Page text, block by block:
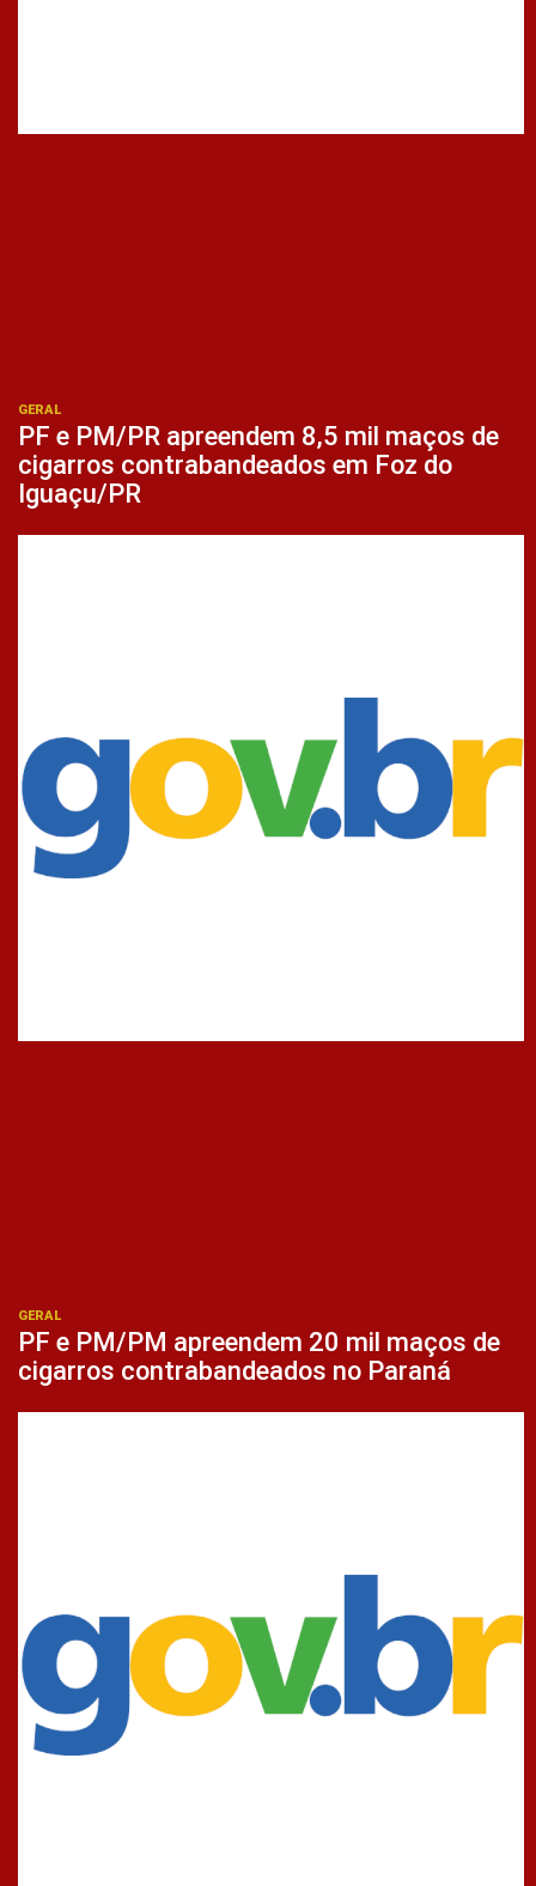
GERAL
PF e PM/PR apreendem 8,5 mil maços de
cigarros contrabandeados em Foz do
Iguaçu/PR
GERAL
PF e PM/PM apreendem 20 mil maços de
cigarros contrabandeados no Paraná